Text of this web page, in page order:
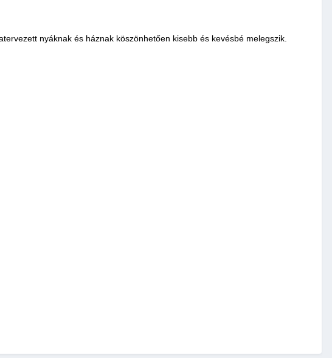
nyáknak és háznak köszönhetően kisebb és kevésbé melegszik.